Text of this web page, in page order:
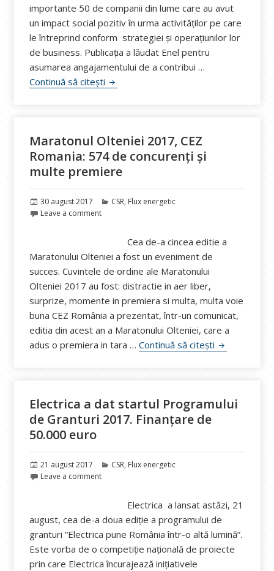
importante 50 de companii din lume care au avut
un impact social pozitiv în urma activităților pe care
le întreprind conform strategiei și operațiunilor lor
de business. Publicația a lăudat Enel pentru
asumarea angajamentului de a contribui …
Continuă să citești Enel, în top 20 companii care schimbă
Maratonul Olteniei 2017, CEZ
Romania: 574 de concurenți și
multe premiere
Publicat
pe
30 august 2017 Categorii
CSR, Flux energetic
Leave a comment
Cea de-a cincea editie a
Maratonului Olteniei a fost un eveniment de
succes. Cuvintele de ordine ale Maratonului
Olteniei 2017 au fost: distractie in aer liber,
surprize, momente in premiera si multa, multa voie
buna CEZ România a prezentat, într-un comunicat,
editia din acest an a Maratonului Olteniei, care a
adus o premiera in tara …Continuă să citești Maratonul
Electrica a dat startul Programului
de Granturi 2017. Finanțare de
50.000 euro
Publicat
pe
21 august 2017 Categorii
CSR, Flux energetic
Leave a comment
Electrica a lansat astăzi, 21
august, cea de-a doua ediţie a programului de
granturi “Electrica pune România într-o altă lumină”.
Este vorba de o competiţie naţională de proiecte
prin care Electrica încurajează inițiativele